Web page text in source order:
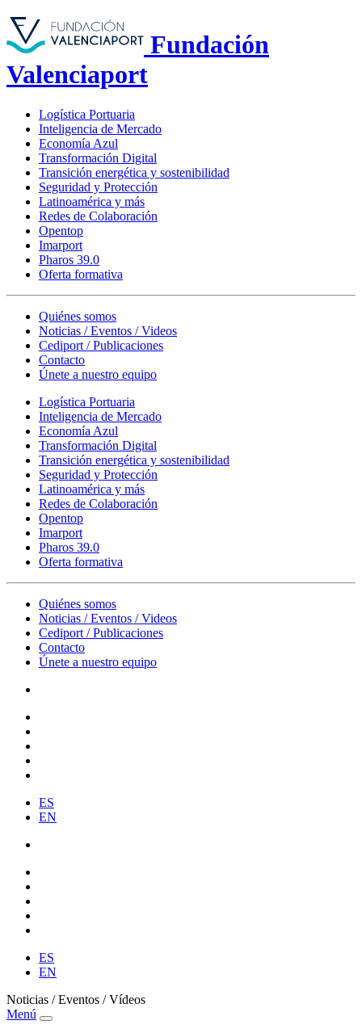
Fundación
Valenciaport
Logística Portuaria
Inteligencia de Mercado
Economía Azul
Transformación Digital
Transición energética y sostenibilidad
Seguridad y Protección
Latinoamérica y más
Redes de Colaboración
Opentop
Imarport
Pharos 39.0
Oferta formativa
Quiénes somos
Noticias / Eventos / Videos
Cediport / Publicaciones
Contacto
Únete a nuestro equipo
Logística Portuaria
Inteligencia de Mercado
Economía Azul
Transformación Digital
Transición energética y sostenibilidad
Seguridad y Protección
Latinoamérica y más
Redes de Colaboración
Opentop
Imarport
Pharos 39.0
Oferta formativa
Quiénes somos
Noticias / Eventos / Videos
Cediport / Publicaciones
Contacto
Únete a nuestro equipo
ES
EN
ES
EN
Noticias / Eventos / Vídeos
Menú